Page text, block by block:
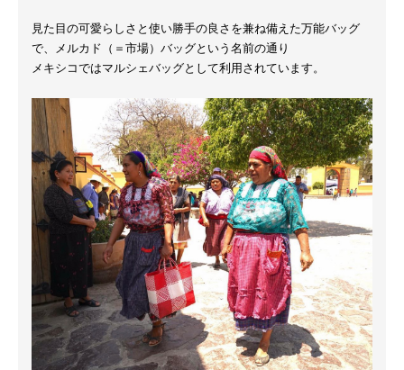
見た目の可愛らしさと使い勝手の良さを兼ね備えた万能バッグ
で、メルカド（＝市場）バッグという名前の通り
メキシコではマルシェバッグとして利用されています。